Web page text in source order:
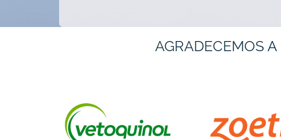
AGRADECEMOS A